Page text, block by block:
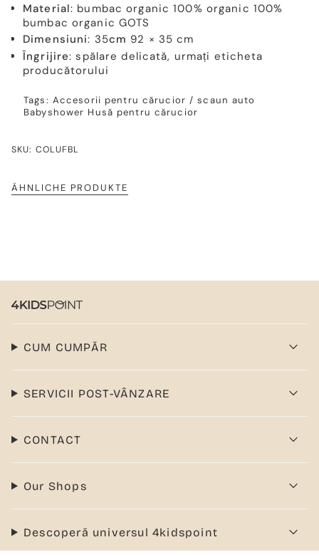
Material: bumbac organic 100% organic 100%
bumbac organic GOTS
Dimensiuni: 35cm 92 × 35 cm
Îngrijire: spălare delicată, urmați eticheta
producătorului
Tags: Accesorii pentru cărucior / scaun auto
Babyshower Husă pentru cărucior
SKU: COLUFBL
ÄHNLICHE PRODUKTE
CUM CUMPĂR
SERVICII POST-VÂNZARE
CONTACT
Our Shops
Descoperă universul 4kidspoint